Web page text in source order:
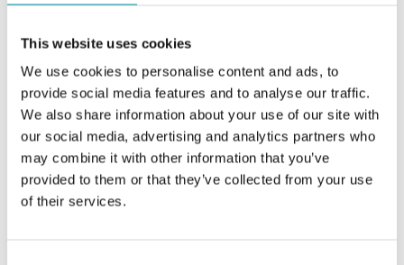
This website uses cookies
We use cookies to personalise content and ads, to
provide social media features and to analyse our traffic.
We also share information about your use of our site with
our social media, advertising and analytics partners who
may combine it with other information that you’ve
provided to them or that they’ve collected from your use
of their services.
Funzione di ripristino
Regolazione setpoint Esterno
Funzione SPDT
Dimensioni esterne
(LxAxP)
80x44x80 mm